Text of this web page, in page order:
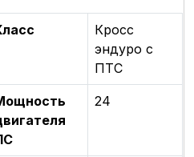
Кросс
эндуро с
ПТС
24